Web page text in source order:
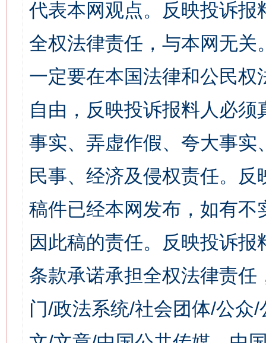
代表本网观点。反映投诉
全权法律责任，与本网无
一定要在本国法律和公民
自由，反映投诉报料人必
事实、弄虚作假、夸大事
民事、经济及侵权责任。
稿件已经本网发布，如有
因此稿的责任。反映投诉
条款承诺承担全权法律责
门/政法系统/社会团体/公众